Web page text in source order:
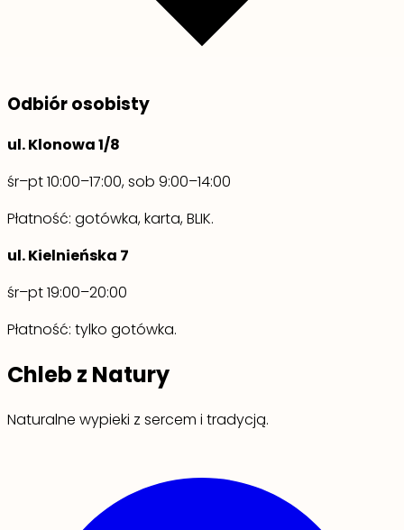
Odbiór osobisty
ul. Klonowa 1/8
śr–pt 10:00–17:00, sob 9:00–14:00
Płatność: gotówka, karta, BLIK.
ul. Kielnieńska 7
śr–pt 19:00–20:00
Płatność: tylko gotówka.
Chleb z Natury
Naturalne wypieki z sercem i tradycją.